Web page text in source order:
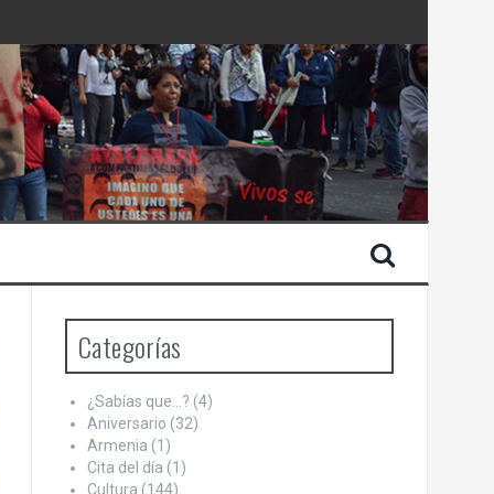
de Israel
Categorías
¿Sabías que…? (4)
Aniversario (32)
Armenia (1)
Cita del día (1)
Cultura (144)